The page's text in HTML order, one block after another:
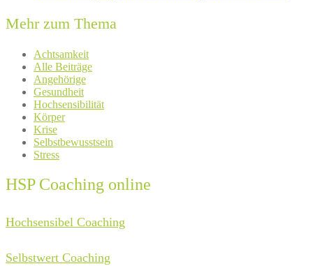
Mehr zum Thema
Achtsamkeit
Alle Beiträge
Angehörige
Gesundheit
Hochsensibilität
Körper
Krise
Selbstbewusstsein
Stress
HSP Coaching online
Hochsensibel Coaching
Selbstwert Coaching